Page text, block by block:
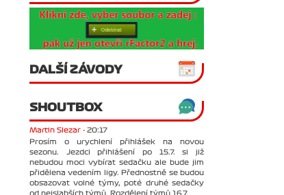
DALŠÍ ZÁVODY
SHOUTBOX
Martin Slezar - 20:17
Prosím o urychlení přihlášek na novou
sezonu. Jezdci přihlášení po 15.7. si již
nebudou moci vybírat sedačku ale bude jim
přidělena vedením ligy. Přednostně se budou
obsazovat volné týmy, poté druhé sedačky
od nejslabších týmů. Rozdělení týmů 16.7.